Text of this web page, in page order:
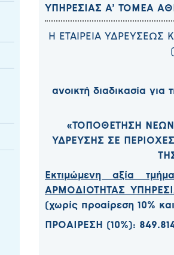
ΥΠΗΡΕΣΙΑΣ Α’ ΤΟΜΕΑ
Η ΕΤΑΙΡΕΙΑ ΥΔΡΕΥΣΕΩΣ
ανοικτή διαδικασία
«ΤΟΠΟΘΕΤΗΣΗ ΝΕΩΝ
ΥΔΡΕΥΣΗΣ ΣΕ
Εκτιμώμενη αξία
ΑΡΜΟΔΙΟΤΗΤΑΣ
(χωρίς προαίρεση 10%
ΠΡΟΑΙΡΕΣΗ (10%):